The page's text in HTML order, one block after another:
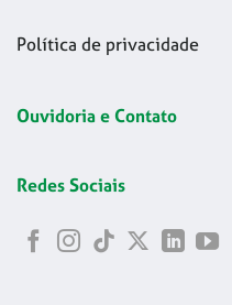
Política de privacidade
Ouvidoria e Contato
Redes Sociais